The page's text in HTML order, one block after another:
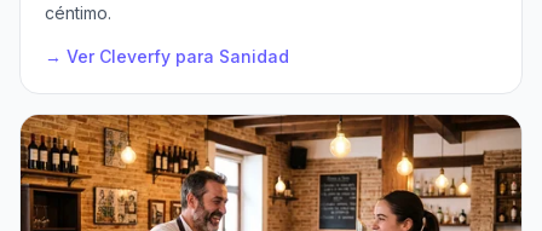
céntimo.
→ Ver Cleverfy para Sanidad